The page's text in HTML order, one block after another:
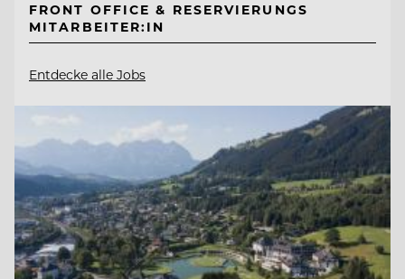
FRONT OFFICE & RESERVIERUNGS
MITARBEITER:IN
Entdecke alle Jobs